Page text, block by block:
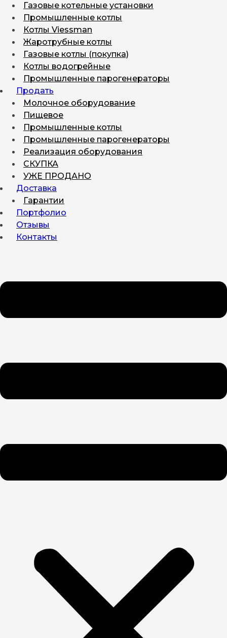
Газовые котельные установки
Промышленные котлы
Котлы Viessman
Жаротрубные котлы
Газовые котлы (покупка)
Котлы водогрейные
Промышленные парогенераторы
Продать
Молочное оборудование
Пищевое
Промышленные котлы
Промышленные парогенераторы
Реализация оборудования
СКУПКА
УЖЕ ПРОДАНО
Доставка
Гарантии
Портфолио
Отзывы
Контакты